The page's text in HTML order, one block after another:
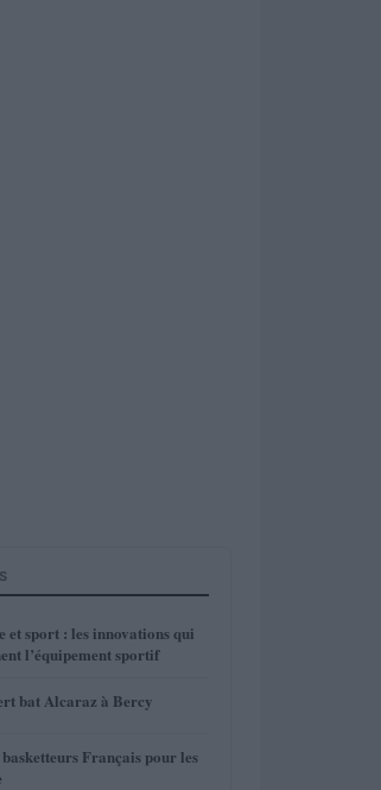
et sport : les innovations qui
l’équipement sportif
bat Alcaraz à Bercy
Français pour les